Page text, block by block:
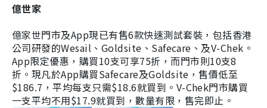
億世家
億家世門市及App現已有售6款快速測試套裝，包括香港
公司研發的Wesail、Goldsite、Safecare、及V-Chek。
App限定優惠，購買10支可享75折，而門市則10支8
折。現凡於App購買Safecare及Goldsite，售價低至
$186.7，平均每支只需$18.6就買到。V-Chek門市購買
一支平均不用$17.9就買到，數量有限，售完即止。